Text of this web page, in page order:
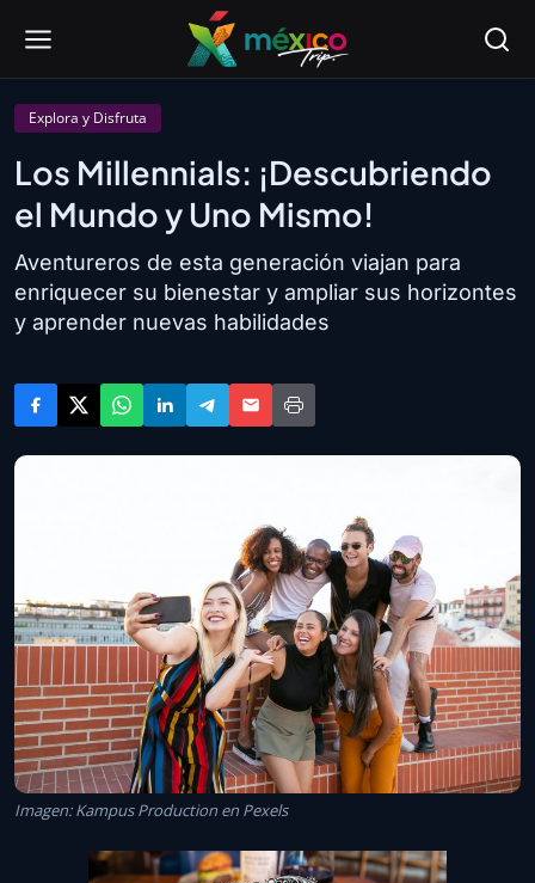
Explora y Disfruta
Los Millennials: ¡Descubriendo
el Mundo y Uno Mismo!
Aventureros de esta generación viajan para
enriquecer su bienestar y ampliar sus horizontes
y aprender nuevas habilidades
Imagen: Kampus Production en Pexels